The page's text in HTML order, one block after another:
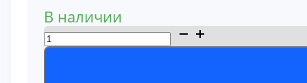
В наличии
Количество
товара